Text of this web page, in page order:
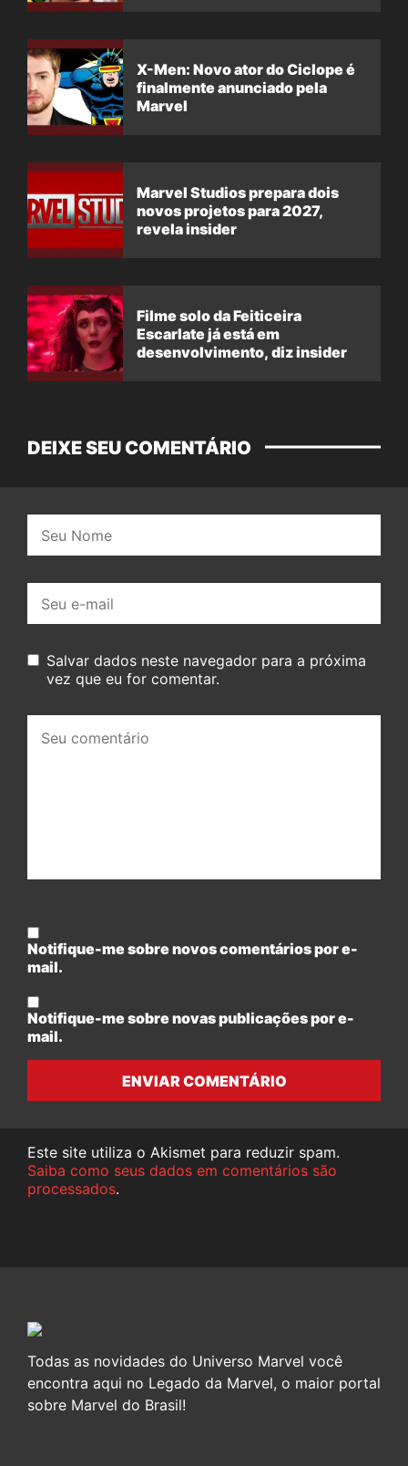
X-Men: Novo ator do Ciclope é
finalmente anunciado pela
Marvel
Marvel Studios prepara dois
novos projetos para 2027,
revela insider
Filme solo da Feiticeira
Escarlate já está em
desenvolvimento, diz insider
DEIXE SEU COMENTÁRIO
mail:
Salvar dados neste navegador para a próxima
vez que eu for comentar.
comentário:
Notifique-me sobre novos comentários por e-
mail.
Notifique-me sobre novas publicações por e-
mail.
ENVIAR COMENTÁRIO
Este site utiliza o Akismet para reduzir spam.
Saiba como seus dados em comentários são
processados.
Todas as novidades do Universo Marvel você
encontra aqui no Legado da Marvel, o maior portal
sobre Marvel do Brasil!